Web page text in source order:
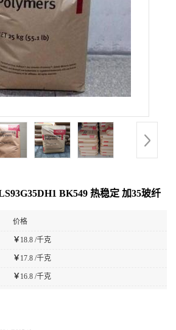
BK549 热稳定 加35玻纤
价格
￥18.8 /千克
￥17.8 /千克
￥16.8 /千克